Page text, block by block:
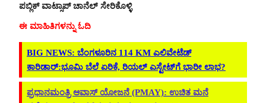
ಪಬ್ಲಿಕ್ ವಾಟ್ಸಾಪ್ ಚಾನೆಲ್ ಸೇರಿಕೊಳ್ಳಿ
ಈ ಮಾಹಿತಿಗಳನ್ನು ಓದಿ
BIG NEWS: ಬೆಂಗಳೂರಿನ 114 KM ಎಲಿವೇಟೆಡ್
ಕಾರಿಡಾರ್:ಭೂಮಿ ಬೆಲೆ ಏರಿಕೆ, ರಿಯಲ್​ ಎಸ್ಟೇಟ್​ಗೆ ಭಾರೀ ಲಾಭ?
ಪ್ರಧಾನಮಂತ್ರಿ ಆವಾಸ್ ಯೋಜನೆ (PMAY): ಉಚಿತ ಮನೆ